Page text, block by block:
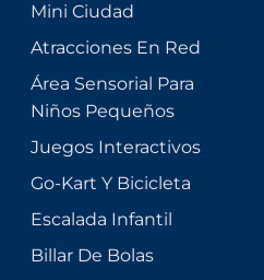
Mini Ciudad
Atracciones En Red
Área Sensorial Para
Niños Pequeños
Juegos Interactivos
Go-Kart Y Bicicleta
Escalada Infantil
Billar De Bolas